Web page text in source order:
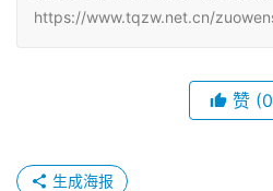
https://www.tqzw.net.cn/
赞
生成海报